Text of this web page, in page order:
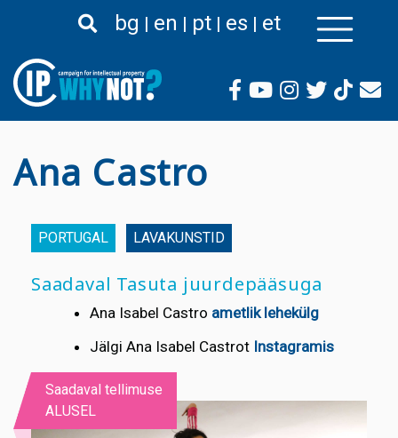
edasi
juurde
bg en pt es et
Ana Castro
PORTUGAL LAVAKUNSTID
Saadaval Tasuta juurdepääsuga
Ana Isabel Castro ametlik lehekülg
Jälgi Ana Isabel Castrot Instagramis
Saadaval tellimuse
ALUSEL